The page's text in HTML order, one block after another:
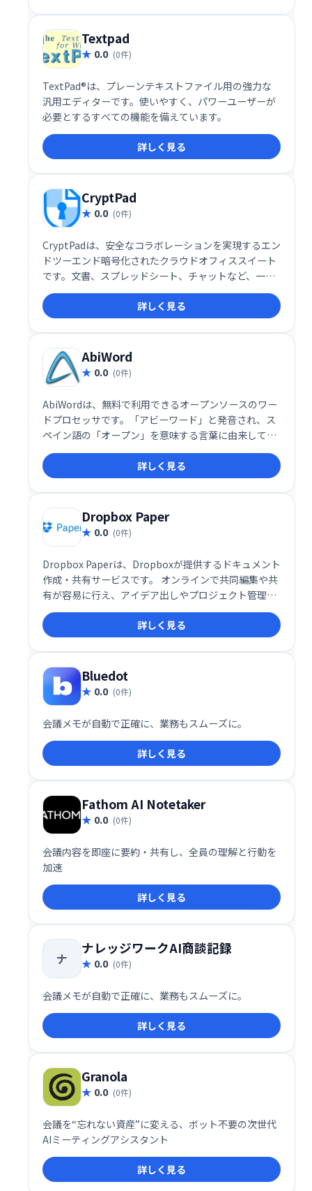
です。
Textpad
0.0 (0件)
TextPad®は、プレーンテキストファイル用の強力な
汎用エディターです。使いやすく、パワーユーザーが
必要とするすべての機能を備えています。
詳しく見る
CryptPad
0.0 (0件)
CryptPadは、安全なコラボレーションを実現するエン
ドツーエンド暗号化されたクラウドオフィススイート
です。文書、スプレッドシート、チャットなど、一般
的なオフィスツールをプライバシーを重視した設計で
提供します。送信前にデータが暗号化されるため、ユ
ーザーのみがアクセス可能です。安心して共同作業を
進められる、安全でプライベートな作業環境を提供し
ます。
詳しく見る
AbiWord
0.0 (0件)
AbiWordは、無料で利用できるオープンソースのワー
ドプロセッサです。「アビーワード」と発音され、ス
ペイン語の「オープン」を意味する言葉に由来してい
ます。Linux、macOS、ReactOSなど、複数のOSに対
応し、文書作成をシンプルにサポートします。
詳しく見る
Dropbox Paper
0.0 (0件)
Dropbox Paperは、Dropboxが提供するドキュメント
作成・共有サービスです。 オンラインで共同編集や共
有が容易に行え、アイデア出しやプロジェクト管理に
最適です。 Dropboxとの連携もスムーズで、ファイル
の保存やアクセスも簡単です。 チームでの作業効率を
向上させたい方におすすめです。
詳しく見る
Bluedot
0.0 (0件)
会議メモが自動で正確に、業務もスムーズに。
詳しく見る
Fathom AI Notetaker
0.0 (0件)
会議内容を即座に要約・共有し、全員の理解と行動を
加速
詳しく見る
ナ
ナレッジワークAI商談記録
0.0 (0件)
会議メモが自動で正確に、業務もスムーズに。
詳しく見る
Granola
0.0 (0件)
会議を“忘れない資産”に変える、ボット不要の次世代
AIミーティングアシスタント
詳しく見る